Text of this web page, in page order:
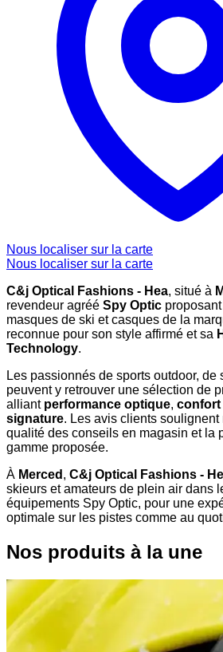
Nous localiser sur la carte
Nous localiser sur la carte
C&j Optical Fashions - Hea, situé à
revendeur agréé Spy Optic
masques de ski et casques de la
reconnue pour son style affirmé et sa
Technology.
Les passionnés de sports outdoor, de
peuvent y retrouver une sélection de
alliant performance optique, confort
signature. Les avis clients
qualité des conseils en magasin et la
gamme proposée.
À Merced , C&j Optical Fashions -
skieurs et amateurs de plein air dans
équipements Spy Optic, pour une
optimale sur les pistes comme au
Nos produits à la une